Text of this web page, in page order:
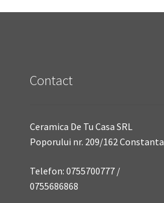
Contact
Ceramica De Tu Casa SRL
Poporului nr. 209/162 Constanta
Telefon: 0755700777 /
0755686868